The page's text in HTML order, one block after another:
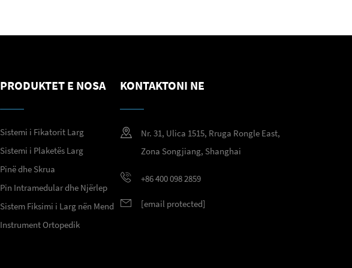
PRODUKTET E NOSA
Sistemi i Fikatorit Larg
Sistemi i Plaketës Larg
Pinë dhe Skrua
Pin Intramedular dhe Njërlep
Sistem Fiksimi i Larg nën Mend
Instrument Ortopedik
KONTAKTONI NE
Nr. 31, Ulica 1515, Rruga Rongle East,
Zona Songjiang, Shanghai
+86 400 098 2859
[email protected]